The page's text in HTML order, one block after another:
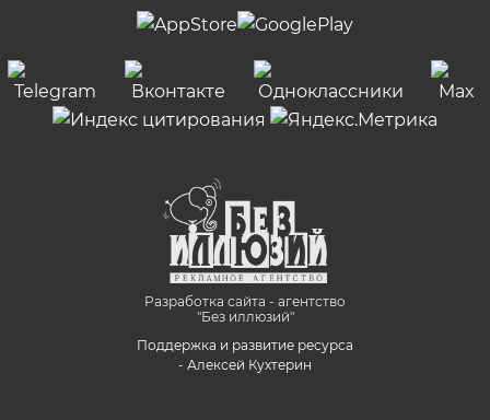
Разработка сайта - агентство
"Без иллюзий"
Поддержка и развитие ресурса
- Алексей Кухтерин